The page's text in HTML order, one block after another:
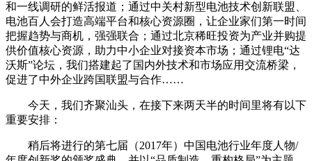
和一线调研的鲜活报道；通过中关村新型电池技术创新联盟、
电池百人会打造高端平台和核心资源圈，让企业家们第一时间
把握趋势与商机，强强联合；通过北京稀旺投资为产业并购提
供价值核心资源，助力中小企业对接资本市场；通过锂电“达
沃斯”论坛，我们搭建起了国内外技术和市场应用交流桥梁，
促进了中外企业跨国联盟与合作……
今天，我们齐聚汕头，在接下来两天半的时间里将有以下
重要安排：
稍后将进行的第七届（2017年）中国电池行业年度人物/